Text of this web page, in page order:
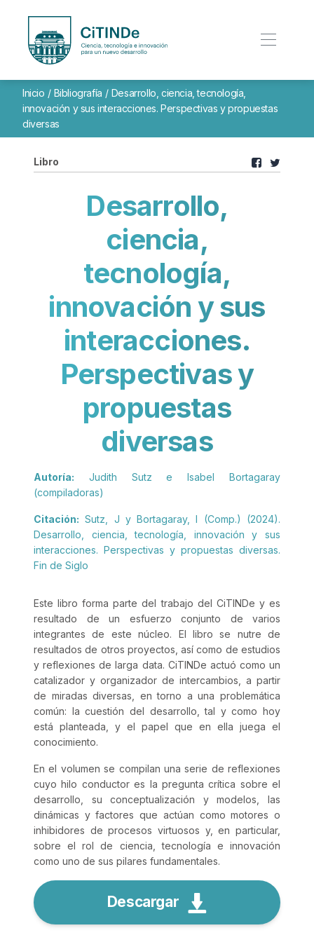
Inicio / Bibliografía / Desarrollo, ciencia, tecnología,
innovación y sus interacciones. Perspectivas y propuestas
diversas
Libro
Desarrollo,
ciencia,
tecnología,
innovación y sus
interacciones.
Perspectivas y
propuestas
diversas
Autoría: Judith Sutz e Isabel Bortagaray
(compiladoras)
Citación: Sutz, J y Bortagaray, I (Comp.) (2024).
Desarrollo, ciencia, tecnología, innovación y sus
interacciones. Perspectivas y propuestas diversas.
Fin de Siglo
Este libro forma parte del trabajo del CiTINDe y es
resultado de un esfuerzo conjunto de varios
integrantes de este núcleo. El libro se nutre de
resultados de otros proyectos, así como de estudios
y reflexiones de larga data. CiTINDe actuó como un
catalizador y organizador de intercambios, a partir
de miradas diversas, en torno a una problemática
común: la cuestión del desarrollo, tal y como hoy
está planteada, y el papel que en ella juega el
conocimiento.
En el volumen se compilan una serie de reflexiones
cuyo hilo conductor es la pregunta crítica sobre el
desarrollo, su conceptualización y modelos, las
dinámicas y factores que actúan como motores o
inhibidores de procesos virtuosos y, en particular,
sobre el rol de ciencia, tecnología e innovación
como uno de sus pilares fundamentales.
Descargar